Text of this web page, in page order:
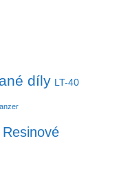
díly LT-40
Resinové